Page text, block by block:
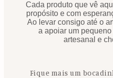
Cada produto que vê
propósito e com
Ao levar consigo até o
a apoiar um
artesanal e
Fique mais um